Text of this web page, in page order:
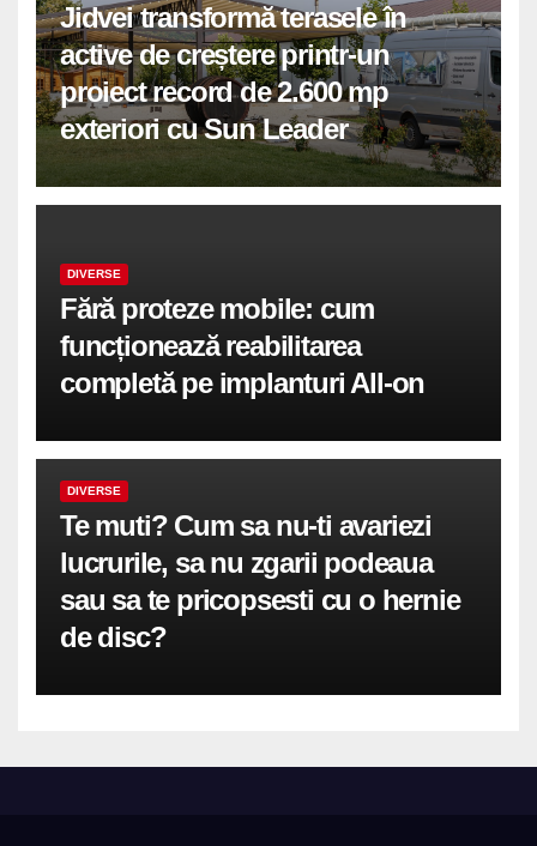
Jidvei transformă terasele în
active de creștere printr-un
proiect record de 2.600 mp
exteriori cu Sun Leader
DIVERSE
Fără proteze mobile: cum
funcționează reabilitarea
completă pe implanturi All-on
DIVERSE
Te muti? Cum sa nu-ti avariezi
lucrurile, sa nu zgarii podeaua
sau sa te pricopsesti cu o hernie
de disc?